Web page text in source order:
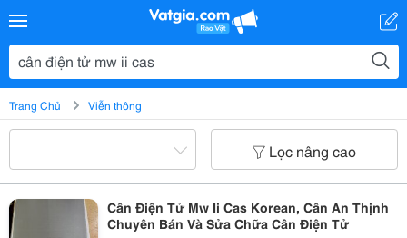
Trang Chủ Viễn thông
Lọc nâng cao
Cân Điện Tử Mw Ii Cas Korean, Cân An Thịnh
Chuyên Bán Và Sửa Chữa Cân Điện Tử